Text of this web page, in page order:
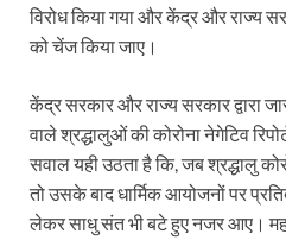
विरोध किया गया और केंद्र और राज्य
को चेंज किया जाए।
केंद्र सरकार और राज्य सरकार द्वारा
वाले श्रद्धालुओं की कोरोना नेगेटिव
सवाल यही उठता है कि, जब श्रद्धालु
तो उसके बाद धार्मिक आयोजनों पर
लेकर साधु संत भी बटे हुए नजर आए।